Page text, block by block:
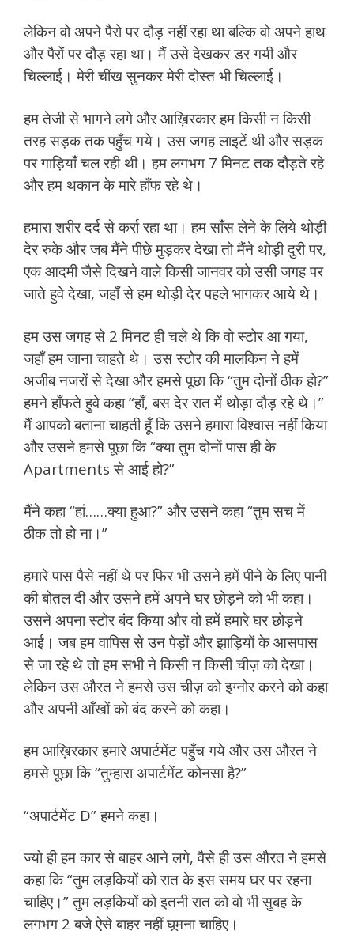
लेकिन वो अपने पैरो पर दौड़ नहीं रहा था बल्कि वो अपने हाथ
और पैरों पर दौड़ रहा था। मैं उसे देखकर डर गयी और
चिल्लाई। मेरी चींख सुनकर मेरी दोस्त भी चिल्लाई।
हम तेजी से भागने लगे और आख़िरकार हम किसी न किसी
तरह सड़क तक पहुँच गये। उस जगह लाइटें थी और सड़क
पर गाड़ियाँ चल रही थी। हम लगभग 7 मिनट तक दौड़ते रहे
और हम थकान के मारे हाँफ रहे थे।
हमारा शरीर दर्द से कर्रा रहा था। हम साँस लेने के लिये थोड़ी
देर रुके और जब मैंने पीछे मुड़कर देखा तो मैंने थोड़ी दुरी पर,
एक आदमी जैसे दिखने वाले किसी जानवर को उसी जगह पर
जाते हुवे देखा, जहाँ से हम थोड़ी देर पहले भागकर आये थे।
हम उस जगह से 2 मिनट ही चले थे कि वो स्टोर आ गया,
जहाँ हम जाना चाहते थे। उस स्टोर की मालकिन ने हमें
अजीब नजरों से देखा और हमसे पूछा कि “तुम दोनों ठीक हो?”
हमने हाँफते हुवे कहा “हाँ, बस देर रात में थोड़ा दौड़ रहे थे।”
मैं आपको बताना चाहती हूँ कि उसने हमारा विश्वास नहीं किया
और उसने हमसे पूछा कि “क्या तुम दोनों पास ही के
Apartments से आई हो?”
मैंने कहा “हां……क्या हुआ?” और उसने कहा “तुम सच में
ठीक तो हो ना।”
हमारे पास पैसे नहीं थे पर फिर भी उसने हमें पीने के लिए पानी
की बोतल दी और उसने हमें अपने घर छोड़ने को भी कहा।
उसने अपना स्टोर बंद किया और वो हमें हमारे घर छोड़ने
आई। जब हम वापिस से उन पेड़ों और झाड़ियों के आसपास
से जा रहे थे तो हम सभी ने किसी न किसी चीज़ को देखा।
लेकिन उस औरत ने हमसे उस चीज़ को इग्नोर करने को कहा
और अपनी आँखों को बंद करने को कहा।
हम आख़िरकार हमारे अपार्टमेंट पहुँच गये और उस औरत ने
हमसे पूछा कि “तुम्हारा अपार्टमेंट कोनसा है?”
“अपार्टमेंट D” हमने कहा।
ज्यो ही हम कार से बाहर आने लगे, वैसे ही उस औरत ने हमसे
कहा कि “तुम लड़कियों को रात के इस समय घर पर रहना
चाहिए।” तुम लड़कियों को इतनी रात को वो भी सुबह के
लगभग 2 बजे ऐसे बाहर नहीं घूमना चाहिए।